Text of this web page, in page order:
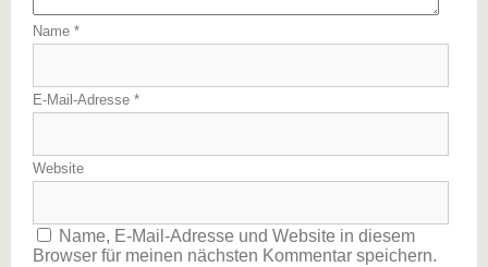
Name *
E-Mail-Adresse *
Website
Name, E-Mail-Adresse und Website in diesem
Browser für meinen nächsten Kommentar speichern.